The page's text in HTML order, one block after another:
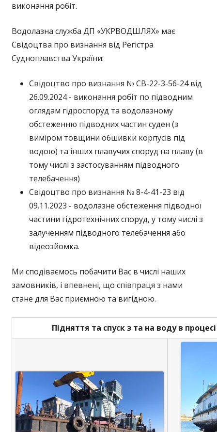
виконання робіт.
Водолазна служба ДП «УКРВОДШЛЯХ» має
Свідоцтва про визнання від Регістра
Судноплавства України:
Свідоцтво про визнання № СВ-22-3-56-24 від
26.09.2024 - виконання робіт по підводним
оглядам гідроспоруд та водолазному
обстеженню підводних частин суден (з
виміром товщини обшивки корпусів під
водою) та інших плавучих споруд на плаву (в
тому числі з застосуванням підводного
телебачення)
Свідоцтво про визнання № 8-4-41-23 від
09.11.2023 - водолазне обстеження підводної
частини гідротехнічних споруд, у тому числі з
залученням підводного телебачення або
відеозйомка.
Ми сподіваємось побачити Вас в числі наших
замовників, і впевнені, що співпраця з нами
стане для Вас приємною та вигідною.
Підняття та спуск з та на воду в